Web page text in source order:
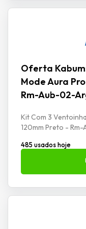
Oferta
Mode Aura
Rm-Aub-02-
Kit Com 3
120mm Preto -
485 usados hoje